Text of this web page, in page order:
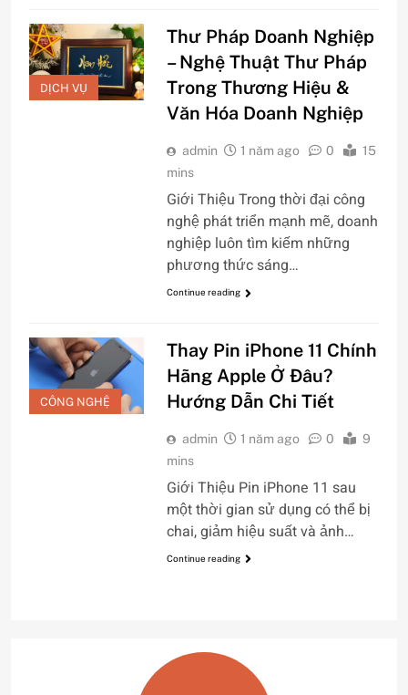
DỊCH VỤ
Thư Pháp Doanh Nghiệp
– Nghệ Thuật Thư Pháp
Trong Thương Hiệu &
Văn Hóa Doanh Nghiệp
admin 1 năm ago 0
15
mins
Giới Thiệu Trong thời đại công
nghệ phát triển mạnh mẽ, doanh
nghiệp luôn tìm kiếm những
phương thức sáng…
Continue reading
CÔNG NGHỆ
Thay Pin iPhone 11 Chính
Hãng Apple Ở Đâu?
Hướng Dẫn Chi Tiết
admin 1 năm ago 0
9
mins
Giới Thiệu Pin iPhone 11 sau
một thời gian sử dụng có thể bị
chai, giảm hiệu suất và ảnh…
Continue reading